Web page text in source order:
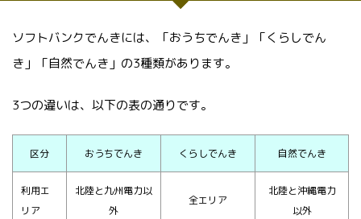
ソフトバンクでんきには、「おうちでんき」「くらしでん
き」「自然でんき」の3種類があります。
3つの違いは、以下の表の通りです。
区分 おうちでんき くらしでんき 自然でんき
利用エ
リア
北陸と九州電力以
外
全エリア
北陸と沖縄電力
以外